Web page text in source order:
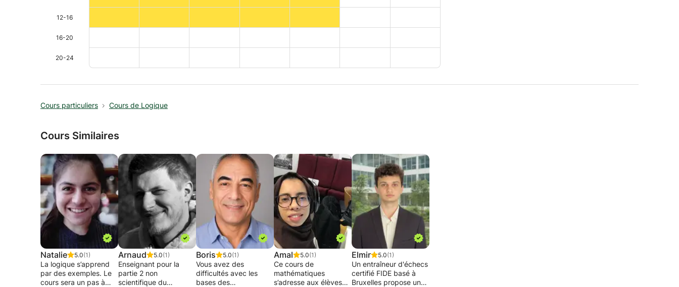
12-16
16-20
20-24
Cours particuliers Cours de Logique
Cours Similaires
Natalie 5.0(1)
La logique s’apprend
par des exemples. Le
cours sera un pas à
Arnaud 5.0(1)
Enseignant pour la
partie 2 non
scientifique du
Boris 5.0(1)
Vous avez des
difficultés avec les
bases des
Amal 5.0(1)
Ce cours de
mathématiques
s’adresse aux élèves
Elmir 5.0(1)
Un entraîneur d'échecs
certifié FIDE basé à
Bruxelles propose un